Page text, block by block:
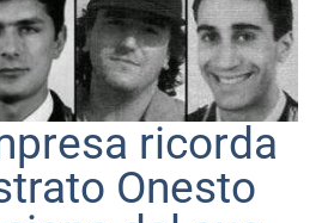
ricorda
Onesto